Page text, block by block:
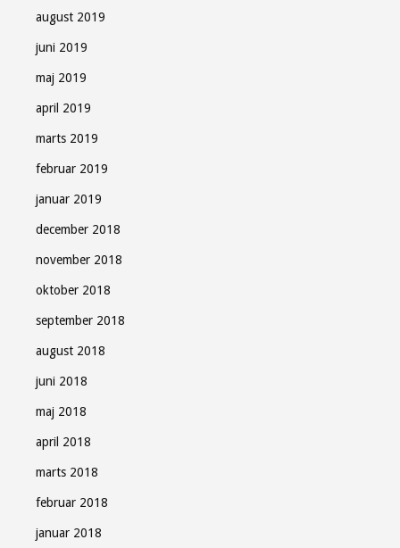
august 2019
juni 2019
maj 2019
april 2019
marts 2019
februar 2019
januar 2019
december 2018
november 2018
oktober 2018
september 2018
august 2018
juni 2018
maj 2018
april 2018
marts 2018
februar 2018
januar 2018